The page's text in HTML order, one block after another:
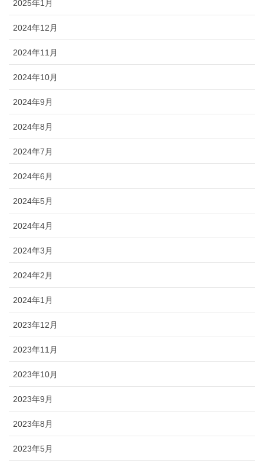
2025年1月
2024年12月
2024年11月
2024年10月
2024年9月
2024年8月
2024年7月
2024年6月
2024年5月
2024年4月
2024年3月
2024年2月
2024年1月
2023年12月
2023年11月
2023年10月
2023年9月
2023年8月
2023年5月